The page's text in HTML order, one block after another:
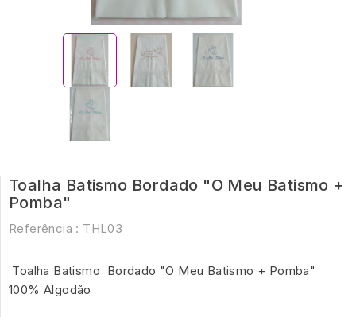
Toalha Batismo Bordado "O Meu Batismo +
Pomba"
Referência : THL03
Toalha Batismo Bordado "O Meu Batismo + Pomba"
100% Algodão